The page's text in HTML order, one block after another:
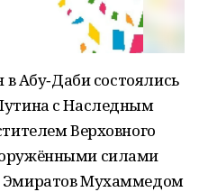
Абу‑Даби состоялись
с Наследным
Верховного
силами
Эмиратов Мухаммедом